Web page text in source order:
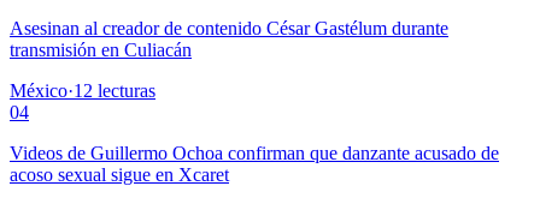
Asesinan al creador de contenido César Gastélum durante
transmisión en Culiacán
México·12 lecturas
04
Videos de Guillermo Ochoa confirman que danzante acusado de
acoso sexual sigue en Xcaret